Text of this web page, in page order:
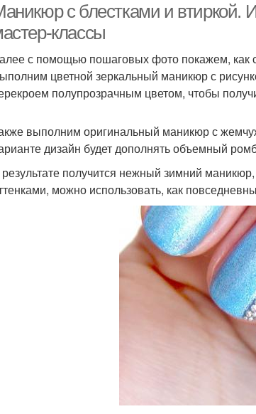
с блестками и втиркой.
классы
с помощью пошаговых фото покажем, как
цветной зеркальный маникюр с
полупрозрачным цветом, чтобы
выполним оригинальный маникюр с
дизайн будет дополнять объемный
получится нежный зимний
можно использовать, как